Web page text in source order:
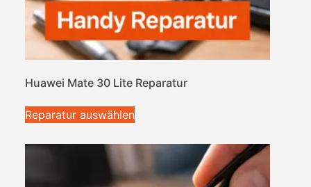
Huawei Mate 30 Lite Reparatur
Reparatur auswählen